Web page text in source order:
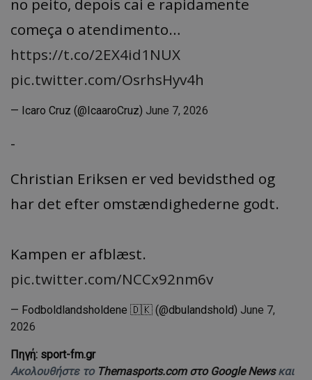
no peito, depois cai e rapidamente
começa o atendimento…
https://t.co/2EX4id1NUX
pic.twitter.com/OsrhsHyv4h
— Icaro Cruz (@IcaaroCruz) June 7, 2026
-
Christian Eriksen er ved bevidsthed og
har det efter omstændighederne godt.
Kampen er afblæst.
pic.twitter.com/NCCx92nm6v
— Fodboldlandsholdene 🇩🇰 (@dbulandshold) June 7,
2026
Πηγή: sport-fm.gr
Ακολουθήστε το Themasports.com στο Google Newsκαι